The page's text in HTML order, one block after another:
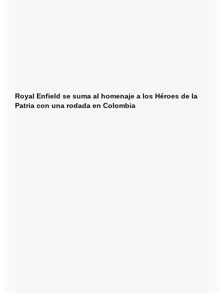
Royal Enfield se suma al homenaje a los Héroes de la
Patria con una rodada en Colombia